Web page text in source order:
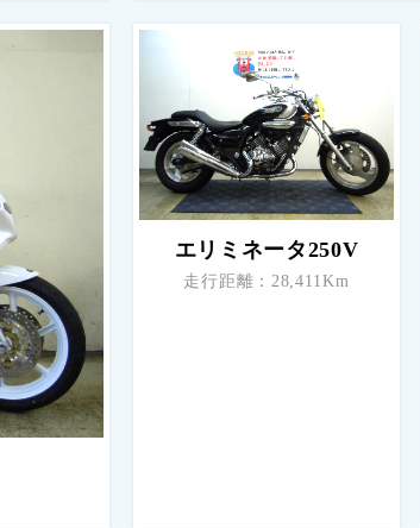
エリミネータ250V
走行距離：28,411Km